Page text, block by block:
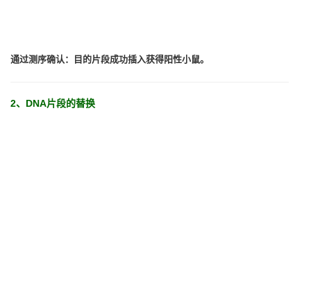
通过测序确认：目的片段成功插入获得阳性小鼠。
2、DNA片段的替换